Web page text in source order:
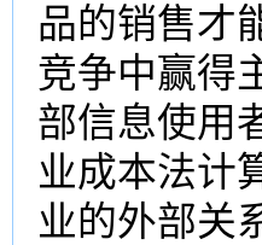
品的销售才
竞争中赢得
部信息使用
业成本法计
业的外部关